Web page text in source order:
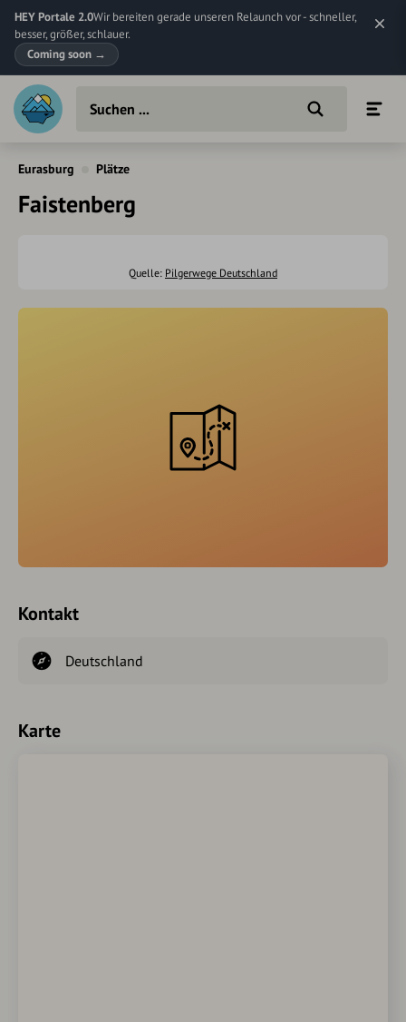
HEY Portale 2.0Wir bereiten gerade unseren Relaunch vor - schneller,
besser, größer, schlauer.
Coming soon →
Eurasburg Plätze
Faistenberg
Quelle: Pilgerwege Deutschland
Kontakt
Deutschland
Karte